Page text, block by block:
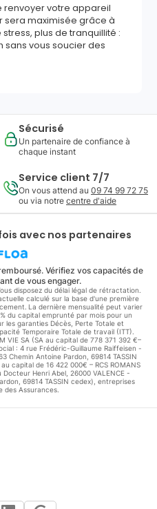
renvoyer votre appareil
sera maximisée grâce à
plus de tranquillité :
sans vous soucier des
Sécurisé
Un partenaire de confiance à
chaque instant
Service client 7/7
On vous attend au 09 74 99 72 75
ou via notre centre d'aide
avec nos partenaires
Vérifiez vos capacités de
de vous engager.
disposez du délai légal de rétractation.
calculé sur la base d'une première
La dernière mensualité peut varier
du capital emprunté par mois pour un
les garanties Décès, Perte Totale et
Temporaire Totale de travail (ITT).
VIE SA (SA au capital de 778 371 392 €–
: 4 rue Frédéric-Guillaume Raiffeisen -
Chemin Antoine Pardon, 69814 TASSIN
capital de 16 422 000€ – RCS ROMANS
Henri Abel, 26000 VALENCE -
69814 TASSIN cedex), entreprises
des Assurances.